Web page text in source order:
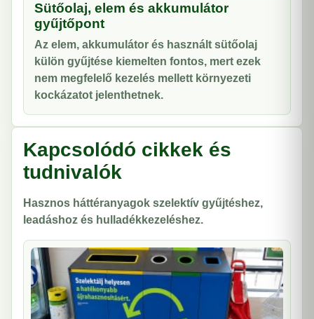
Sütőolaj, elem és akkumulátor
gyűjtőpont
Az elem, akkumulátor és használt sütőolaj
külön gyűjtése kiemelten fontos, mert ezek
nem megfelelő kezelés mellett környezeti
kockázatot jelenthetnek.
Kapcsolódó cikkek és
tudnivalók
Hasznos háttéranyagok szelektív gyűjtéshez,
leadáshoz és hulladékkezeléshez.